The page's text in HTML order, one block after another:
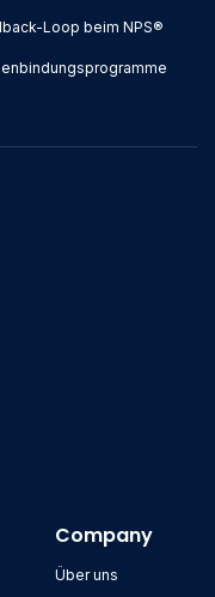
Loop beim NPS®
Company
Über uns